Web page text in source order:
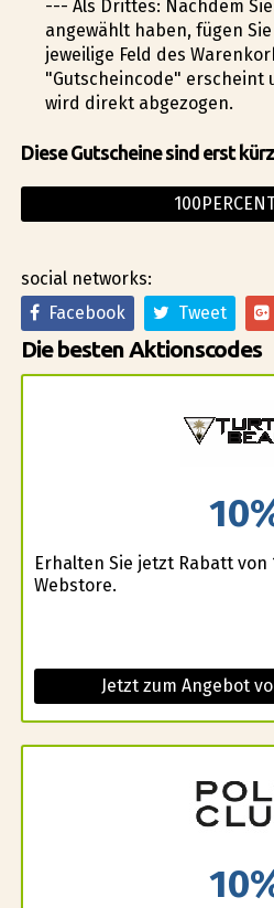
--- Als Drittes: Nachdem
angewählt haben, fügen
jeweilige Feld des
"Gutscheincode" erscheint
wird direkt abgezogen.
Diese Gutscheine sind erst
social networks:
Facebook
Tweet
Die besten Aktionscodes
Erhalten Sie jetzt Rabatt von
Webstore.
Jetzt zum Angebot